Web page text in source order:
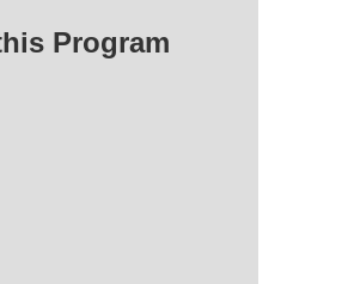
Program